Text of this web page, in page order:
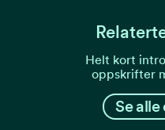
Helt kort
oppskrifter
Se